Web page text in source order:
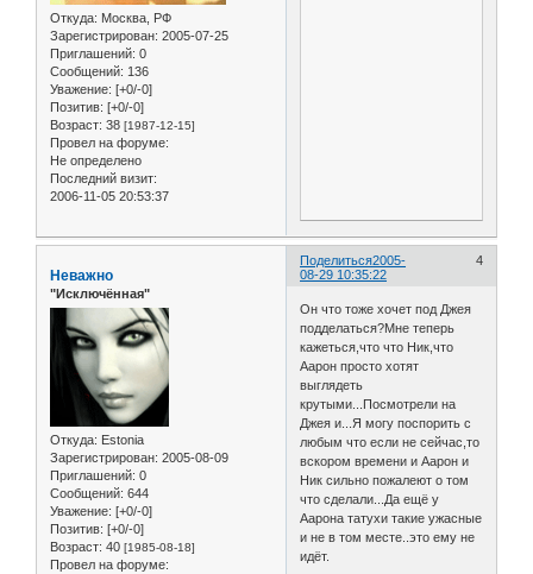
Откуда: Москва, РФ
Зарегистрирован: 2005-07-25
Приглашений: 0
Сообщений: 136
Уважение: [+0/-0]
Позитив: [+0/-0]
Возраст: 38 [1987-12-15]
Провел на форуме:
Не определено
Последний визит:
2006-11-05 20:53:37
Поделиться 4
2005-
08-29 10:35:22
Неважно
"Исключённая"
Откуда: Estonia
Зарегистрирован: 2005-08-09
Приглашений: 0
Сообщений: 644
Уважение: [+0/-0]
Позитив: [+0/-0]
Возраст: 40 [1985-08-18]
Провел на форуме:
Он что тоже хочет под Джея
подделаться?Мне теперь
кажеться,что что Ник,что
Аарон просто хотят
выглядеть
крутыми...Посмотрели на
Джея и...Я могу поспорить с
любым что если не сейчас,то
вскором времени и Аарон и
Ник сильно пожалеют о том
что сделали...Да ещё у
Аарона татухи такие ужасные
и не в том месте..это ему не
идёт.